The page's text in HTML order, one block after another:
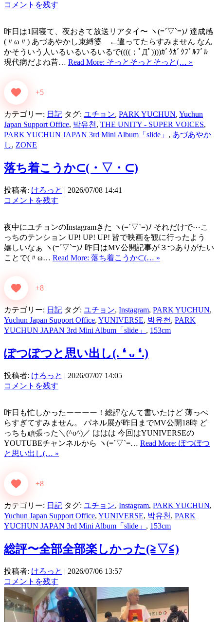
コメントを残す
昨日は1回寝て、夜おきて放送リアタイ〜 ヽ(=´▽`=)ﾉ 達成感
(〃ω〃) あづあやかし束縛婆 ←違ってたらすみません なん
かそういう人いるいるいるいるで((((；ﾟДﾟ))))ｶﾞｸｶﾞｸﾌﾞﾙﾌﾞﾙ
現代病だよね昔… Read More: そっとそっとそっと(… »
+5
カテゴリー: 日記 タグ: ユチョン, PARK YUCHUN, Yuchun
Japan Support Office, 박유천 , THE UNITY - SUPER VOICES,
PARK YUCHUN JAPAN 3rd Mini Album「slide」 , あづあやか
し, ZONE
落ち着こうか⊂⁠(⁠・⁠▽⁠・⁠⊂⁠)
投稿者: けろっと | 2026/07/08 14:41
コメントを残す
夜中にユチョンのInstagramきた ヽ(=´▽`=)ﾉ それだけで⋯こ
っちのテンション UP! UP! UP! 皆で映画を観に行ったよう
嬉しいなぁ ヽ(=´▽`=)ﾉ 昨日はMV公開記事が３つありがたい
ことで(〃ω… Read More: 落ち着こうか⊂⁠(⁠… »
+8
カテゴリー: 日記 タグ: ユチョン, Instagram, PARK YUCHUN,
Yuchun Japan Support Office, YUNIVERSE, 박유천 , PARK
YUCHUN JAPAN 3rd Mini Album「slide」 , 153cm
ぽつぽつと思い出し(⁠.⁠ ⁠❛⁠ ⁠ᴗ⁠ ⁠❛⁠.⁠)
投稿者: けろっと | 2026/07/07 14:05
コメントを残す
昨日も忙しかったーーーー！総評なんて書いたけど 薄っぺ
らすぎてすみません。 パネル展が昨日までMV公開18時 ど
っちも頑張った＼(^o^)／ ははは 今回はYUNIVERSEの
YOUTUBEチャンネルから ヽ(=´▽`=… Read More: ぽつぽつ
と思い出し(… »
+8
カテゴリー: 日記 タグ: ユチョン, Instagram, PARK YUCHUN,
Yuchun Japan Support Office, YUNIVERSE, 박유천 , PARK
YUCHUN JAPAN 3rd Mini Album「slide」 , 153cm
総評〜全部全部楽しかった(⁠≧⁠▽⁠≦⁠)
投稿者: けろっと | 2026/07/06 13:57
コメントを残す